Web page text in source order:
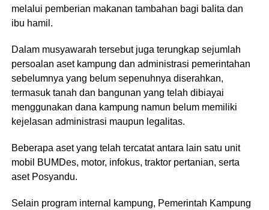
melalui pemberian makanan tambahan bagi balita dan
ibu hamil.
Dalam musyawarah tersebut juga terungkap sejumlah
persoalan aset kampung dan administrasi pemerintahan
sebelumnya yang belum sepenuhnya diserahkan,
termasuk tanah dan bangunan yang telah dibiayai
menggunakan dana kampung namun belum memiliki
kejelasan administrasi maupun legalitas.
Beberapa aset yang telah tercatat antara lain satu unit
mobil BUMDes, motor, infokus, traktor pertanian, serta
aset Posyandu.
Selain program internal kampung, Pemerintah Kampung